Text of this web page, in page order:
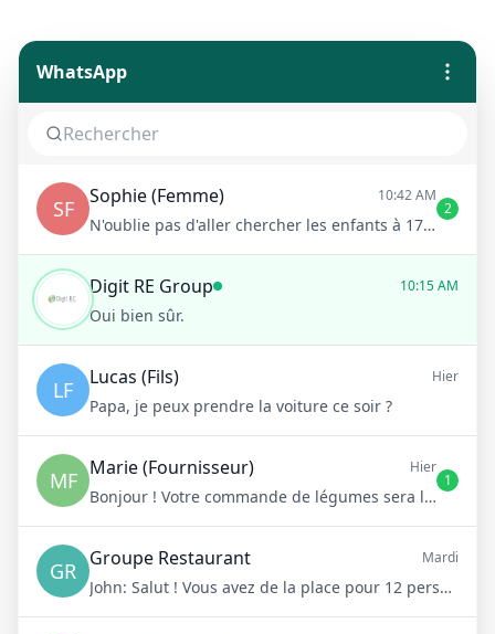
WhatsApp
SF Sophie (Femme) 10:42 AM
N'oublie pas d'aller chercher les enfants à 17h !
2
Digit RE Group 10:15 AM
Oui bien sûr.
LF Lucas (Fils) Hier
Papa, je peux prendre la voiture ce soir ?
MF Marie (Fournisseur) Hier
Bonjour ! Votre commande de légumes sera livrée demain matin à 8h
1
GR Groupe Restaurant Mardi
John: Salut ! Vous avez de la place pour 12 personnes samedi soir ?